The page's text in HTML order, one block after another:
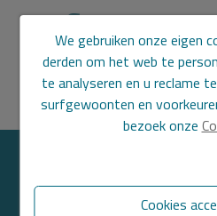
Sorry, geen
We gebruiken onze eigen
derden om het web te
te analyseren en u reclame
surfgewoonten en
bezoek onze
Cookies